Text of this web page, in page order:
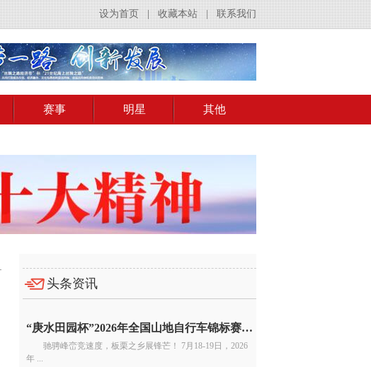
联系我们
收藏本站
设为首页
赛事 明星 其他
头条资讯
“庚水田园杯”2026年全国山地自行车锦标赛暨全国青年
驰骋峰峦竞速度，板栗之乡展锋芒！ 7月18-19日，2026
年 ...